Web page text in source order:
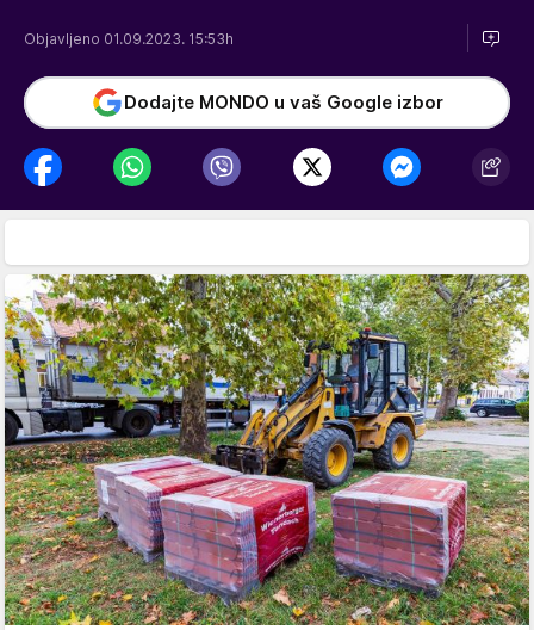
Objavljeno 01.09.2023. 15:53h
Dodajte MONDO u vaš Google izbor